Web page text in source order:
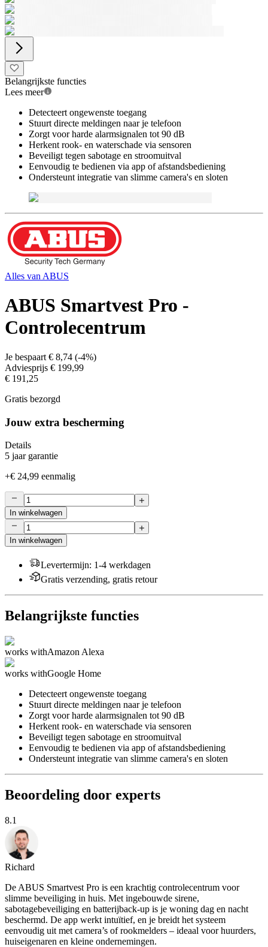
Belangrijkste functies
Lees meer
Detecteert ongewenste toegang
Stuurt directe meldingen naar je telefoon
Zorgt voor harde alarmsignalen tot 90 dB
Herkent rook- en waterschade via sensoren
Beveiligt tegen sabotage en stroomuitval
Eenvoudig te bedienen via app of afstandsbediening
Ondersteunt integratie van slimme camera's en sloten
Alles van ABUS
ABUS Smartvest Pro -
Controlecentrum
Je bespaart € 8,74 (-4%)
Adviesprijs € 199,99
€ 191,25
Gratis bezorgd
Jouw extra bescherming
Details
5 jaar garantie
+€ 24,99 eenmalig
In winkelwagen
In winkelwagen
Levertermijn: 1-4 werkdagen
Gratis verzending, gratis retour
Belangrijkste functies
works withAmazon Alexa
works withGoogle Home
Detecteert ongewenste toegang
Stuurt directe meldingen naar je telefoon
Zorgt voor harde alarmsignalen tot 90 dB
Herkent rook- en waterschade via sensoren
Beveiligt tegen sabotage en stroomuitval
Eenvoudig te bedienen via app of afstandsbediening
Ondersteunt integratie van slimme camera's en sloten
Beoordeling door experts
8.1
Richard
De ABUS Smartvest Pro is een krachtig controlecentrum voor
slimme beveiliging in huis. Met ingebouwde sirene,
sabotagebeveiliging en batterijback-up is je woning dag en nacht
beschermd. De app werkt intuïtief, en je breidt het systeem
eenvoudig uit met camera’s of rookmelders – ideaal voor huurders,
huiseigenaren en kleine ondernemingen.